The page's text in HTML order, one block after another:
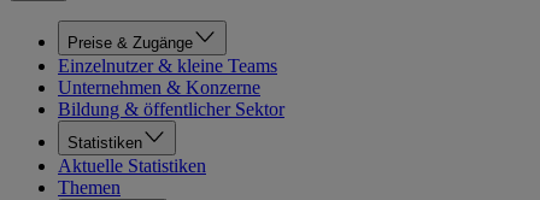
Preise & Zugänge
Einzelnutzer & kleine Teams
Unternehmen & Konzerne
Bildung & öffentlicher Sektor
Statistiken
Aktuelle Statistiken
Themen